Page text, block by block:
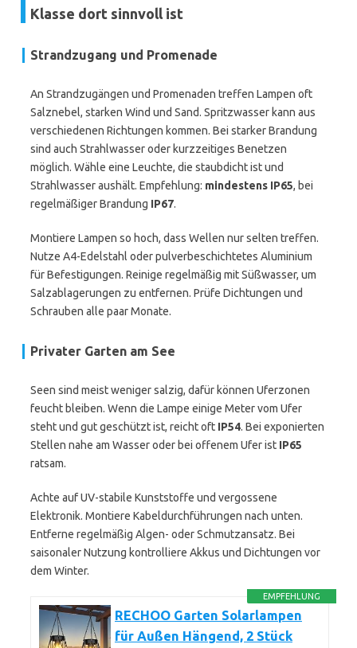
Klasse dort sinnvoll ist
Strandzugang und Promenade
An Strandzugängen und Promenaden treffen Lampen oft
Salznebel, starken Wind und Sand. Spritzwasser kann aus
verschiedenen Richtungen kommen. Bei starker Brandung
sind auch Strahlwasser oder kurzzeitiges Benetzen
möglich. Wähle eine Leuchte, die staubdicht ist und
Strahlwasser aushält. Empfehlung: mindestens IP65, bei
regelmäßiger Brandung IP67.
Montiere Lampen so hoch, dass Wellen nur selten treffen.
Nutze A4-Edelstahl oder pulverbeschichtetes Aluminium
für Befestigungen. Reinige regelmäßig mit Süßwasser, um
Salzablagerungen zu entfernen. Prüfe Dichtungen und
Schrauben alle paar Monate.
Privater Garten am See
Seen sind meist weniger salzig, dafür können Uferzonen
feucht bleiben. Wenn die Lampe einige Meter vom Ufer
steht und gut geschützt ist, reicht oft IP54. Bei exponierten
Stellen nahe am Wasser oder bei offenem Ufer ist IP65
ratsam.
Achte auf UV-stabile Kunststoffe und vergossene
Elektronik. Montiere Kabeldurchführungen nach unten.
Entferne regelmäßig Algen- oder Schmutzansatz. Bei
saisonaler Nutzung kontrolliere Akkus und Dichtungen vor
dem Winter.
EMPFEHLUNG
RECHOO Garten Solarlampen
für Außen Hängend, 2 Stück